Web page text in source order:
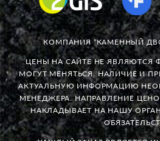
КОМПАНИЯ “КАМЕННЫЙ
ЦЕНЫ НА САЙТЕ НЕ ЯВЛЯЮТСЯ
МОГУТ МЕНЯТЬСЯ. НАЛИЧИЕ И
АКТУАЛЬНУЮ ИНФОРМАЦИЮ
МЕНЕДЖЕРА. НАПРАВЛЕНИЕ
НАКЛАДЫВАЕТ НА НАШУ